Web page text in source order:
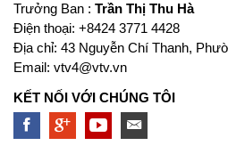
Trưởng Ban : Trần Thị Thu Hà
Ðiện thoại: +8424 3771 4428
Địa chỉ: 43 Nguyễn Chí Thanh,
Email: vtv4@vtv.vn
KẾT NỐI VỚI CHÚNG TÔI